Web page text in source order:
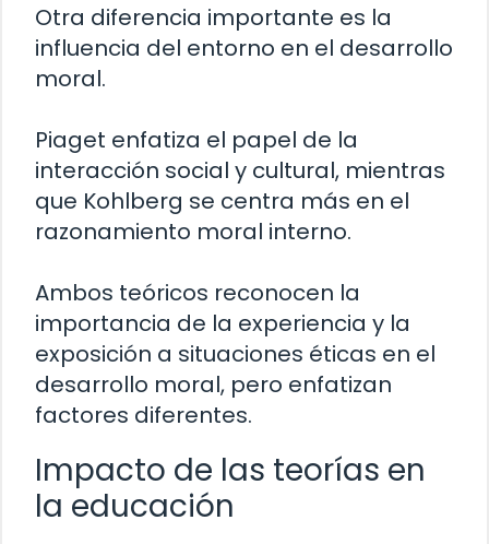
Otra diferencia importante es la
influencia del entorno en el desarrollo
moral.
Piaget enfatiza el papel de la
interacción social y cultural, mientras
que Kohlberg se centra más en el
razonamiento moral interno.
Ambos teóricos reconocen la
importancia de la experiencia y la
exposición a situaciones éticas en el
desarrollo moral, pero enfatizan
factores diferentes.
Impacto de las teorías en
la educación